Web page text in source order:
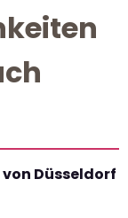
Düsseldorf